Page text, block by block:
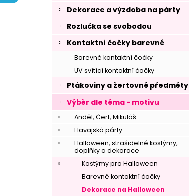
Dekorace a výzdoba na párty
Rozlučka se svobodou
Kontaktní čočky barevné
Barevné kontaktní čočky
UV svítící kontaktní čočky
Ptákoviny a žertovné předměty
Výběr dle téma - motivu
Anděl, Čert, Mikuláš
Havajská párty
Halloween, strašidelné kostýmy,
doplňky a dekorace
Kostýmy pro Halloween
Barevné kontaktní čočky
Dekorace na Halloween